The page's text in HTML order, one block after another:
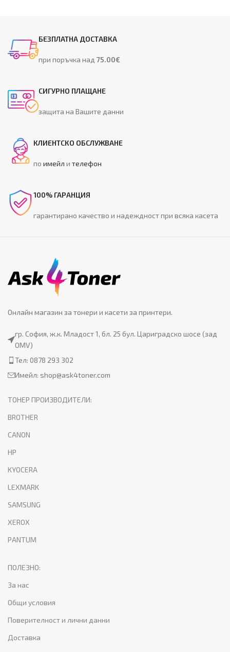
БЕЗПЛАТНА ДОСТАВКА
при поръчка над75.00€
СИГУРНО ПЛАЩАНЕ
защита на Вашите данни
КЛИЕНТСКО ОБСЛУЖВАНЕ
поимейл ителефон
100% ГАРАНЦИЯ
гарантирано качество и надеждност при всяка касета
Онлайн магазин за тонери и касети за принтери.
гр. София, ж.к. Младост 1, бл. 25 бул. Цариградско шосе (зад
OMV)
Тел: 0878 293 302
Имейл: shop@ask4toner.com
ТОНЕР ПРОИЗВОДИТЕЛИ:
BROTHER
CANON
HP
KYOCERA
LEXMARK
SAMSUNG
XEROX
PANTUM
ПОЛЕЗНО:
За нас
Общи условия
Поверителност и лични данни
Доставка